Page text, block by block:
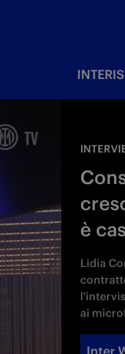
è
Lidia
ai
Inter